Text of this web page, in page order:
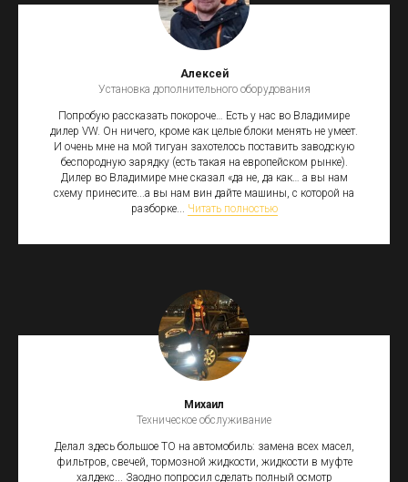
Алексей
Установка дополнительного оборудования
Попробую рассказать покороче… Есть у нас во Владимире
дилер VW. Он ничего, кроме как целые блоки менять не умеет.
И очень мне на мой тигуан захотелось поставить заводскую
беспородную зарядку (есть такая на европейском рынке).
Дилер во Владимире мне сказал «да не, да как… а вы нам
схему принесите...а вы нам вин дайте машины, с которой на
разборке... Читать полностью
Михаил
Техническое обслуживание
Делал здесь большое ТО на автомобиль: замена всех масел,
фильтров, свечей, тормозной жидкости, жидкости в муфте
халдекс... Заодно попросил сделать полный осмотр